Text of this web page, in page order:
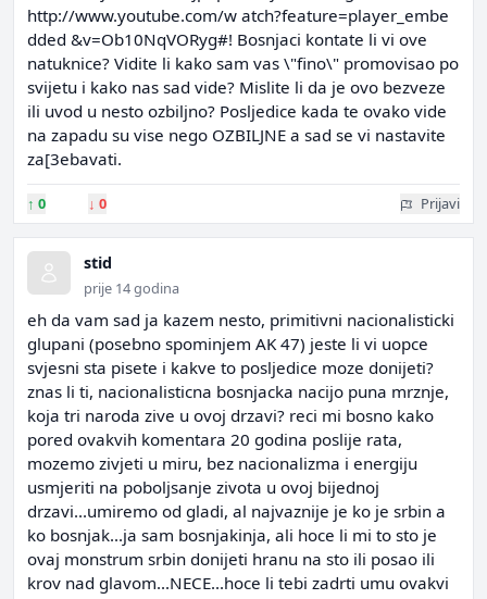
http://www.youtube.com/w atch?feature=player_embe
dded &v=Ob10NqVORyg#! Bosnjaci kontate li vi ove
natuknice? Vidite li kako sam vas \"fino\" promovisao po
svijetu i kako nas sad vide? Mislite li da je ovo bezveze
ili uvod u nesto ozbiljno? Posljedice kada te ovako vide
na zapadu su vise nego OZBILJNE a sad se vi nastavite
za[3ebavati.
↑ 0 ↓ 0 Prijavi
stid
prije 14 godina
eh da vam sad ja kazem nesto, primitivni nacionalisticki
glupani (posebno spominjem AK 47) jeste li vi uopce
svjesni sta pisete i kakve to posljedice moze donijeti?
znas li ti, nacionalisticna bosnjacka nacijo puna mrznje,
koja tri naroda zive u ovoj drzavi? reci mi bosno kako
pored ovakvih komentara 20 godina poslije rata,
mozemo zivjeti u miru, bez nacionalizma i energiju
usmjeriti na poboljsanje zivota u ovoj bijednoj
drzavi...umiremo od gladi, al najvaznije je ko je srbin a
ko bosnjak...ja sam bosnjakinja, ali hoce li mi to sto je
ovaj monstrum srbin donijeti hranu na sto ili posao ili
krov nad glavom...NECE...hoce li tebi zadrti umu ovakvi